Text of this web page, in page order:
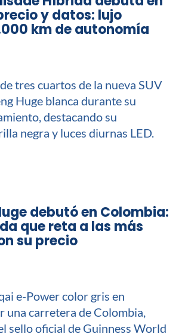
y datos: lujo
km de autonomía
debutó en Colombia:
que reta a las más
su precio